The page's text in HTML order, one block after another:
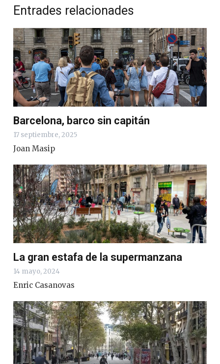
Entrades relacionades
Barcelona, ​​barco sin capitán
17 septiembre, 2025
Joan Masip
La gran estafa de la supermanzana
14 mayo, 2024
Enric Casanovas